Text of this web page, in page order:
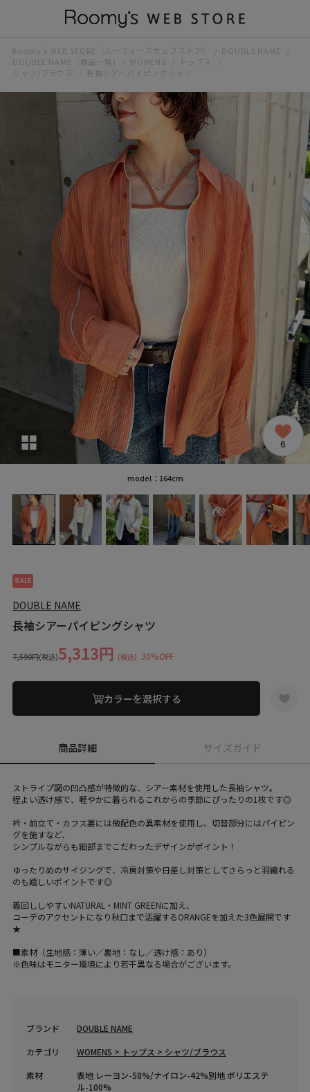
Roomy’s WEB STORE（ルーミィーズウェブストア）
DOUBLE NAME
DOUBLE NAME（商品一覧)
WOMENS
トップス
シャツ/ブラウス
長袖シアーパイピングシャツ
6
model：164cm
SALE
DOUBLE NAME
長袖シアーパイピングシャツ
7,590円(税込)5,313円 (税込) 30%OFF
カラーを選択する
商品詳細 サイズガイド
ストライプ調の凹凸感が特徴的な、シアー素材を使用した長袖シャツ。
程よい透け感で、軽やかに着られるこれからの季節にぴったりの1枚です◎
衿・前立て・カフス裏には微配色の異素材を使用し、切替部分にはパイピン
グを施すなど、
シンプルながらも細部までこだわったデザインがポイント！
ゆったりめのサイジングで、冷房対策や日差し対策としてさらっと羽織れる
のも嬉しいポイントです◎
着回ししやすいNATURAL・MINT GREENに加え、
コーデのアクセントになり秋口まで活躍するORANGEを加えた3色展開です
★
■素材（生地感：薄い／裏地：なし／透け感：あり）
※色味はモニター環境により若干異なる場合がございます。
ブランド
DOUBLE NAME
カテゴリ
WOMENS > トップス > シャツ/ブラウス
素材
表地 レーヨン-58%/ナイロン-42%別地 ポリエステ
ル-100%